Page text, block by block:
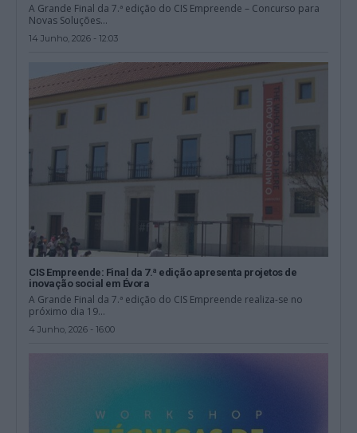
A Grande Final da 7.ª edição do CIS Empreende – Concurso para
Novas Soluções...
14 Junho, 2026 - 12:03
CIS Empreende: Final da 7.ª edição apresenta projetos de
inovação social em Évora
A Grande Final da 7.ª edição do CIS Empreende realiza-se no
próximo dia 19...
4 Junho, 2026 - 16:00